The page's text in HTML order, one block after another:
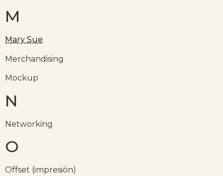
M
Mary Sue
Merchandising
Mockup
N
Networking
O
Offset (impresión)